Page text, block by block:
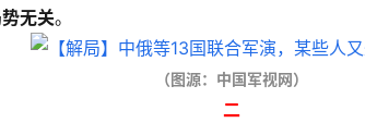
无关。
（图源：中国军视网）
二